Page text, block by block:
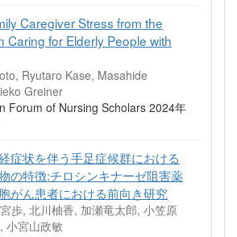
Caregiver Stress from the
Caring for Elderly People with
Ryutaro Kase, Masahide
Greiner
Forum of Nursing Scholars 2024年
症状を伴う手足症候群における
の特徴:チロシンキナーゼ阻害薬
がん患者における前向き研究
歩, 北川柚香, 加瀬竜太郎, 小笠原
小宮山政敏